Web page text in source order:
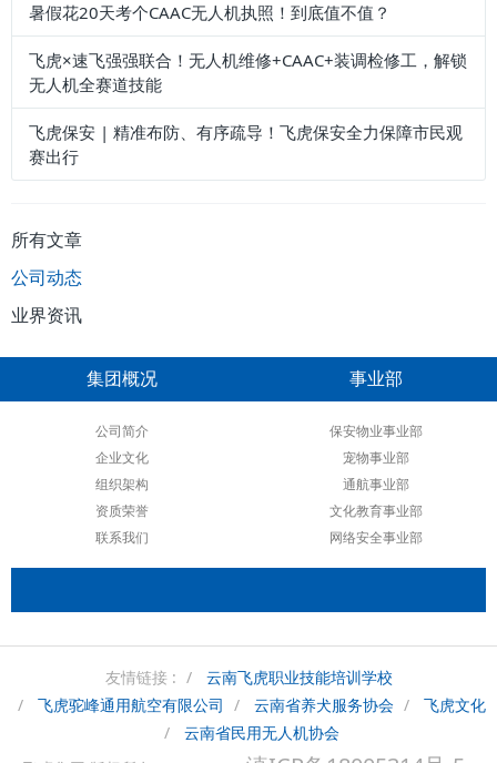
暑假花20天考个CAAC无人机执照！到底值不值？
飞虎×速飞强强联合！无人机维修+CAAC+装调检修工，解锁
无人机全赛道技能
飞虎保安 | 精准布防、有序疏导！飞虎保安全力保障市民观
赛出行
所有文章
公司动态
业界资讯
集团概况
公司简介
企业文化
组织架构
资质荣誉
联系我们
事业部
保安物业事业部
宠物事业部
通航事业部
文化教育事业部
网络安全事业部
友情链接 :
云南飞虎职业技能培训学校
飞虎驼峰通用航空有限公司
云南省养犬服务协会
飞虎文化
云南省民用无人机协会